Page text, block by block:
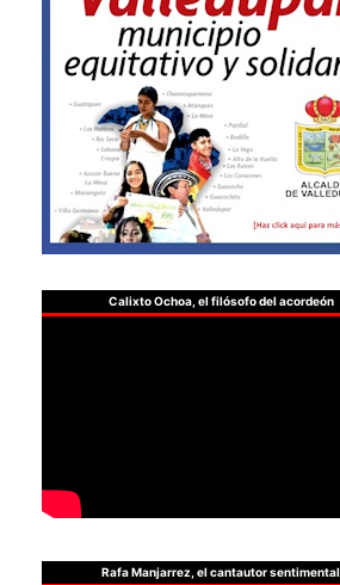
Calixto Ochoa, el filósofo del acordeón
Rafa Manjarrez, el cantautor sentimental